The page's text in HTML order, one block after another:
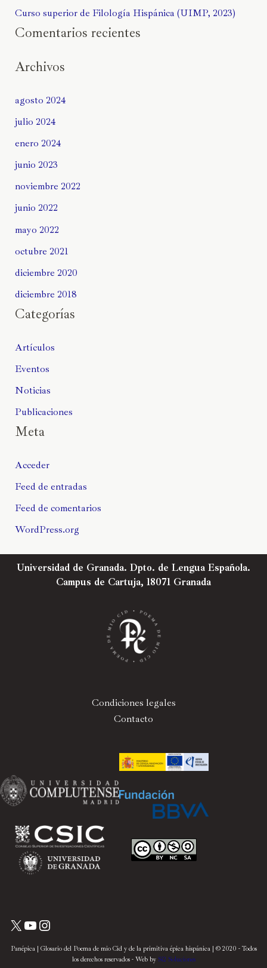
Curso superior de Filología Hispánica (UIMP, 2023)
Comentarios recientes
Archivos
agosto 2024
julio 2024
enero 2024
junio 2023
noviembre 2022
junio 2022
mayo 2022
octubre 2021
diciembre 2020
diciembre 2018
Categorías
Artículos
Eventos
Noticias
Publicaciones
Meta
Acceder
Feed de entradas
Feed de comentarios
WordPress.org
Universidad de Granada. Dpto. de Lengua Española.
Campus de Cartuja, 18071 Granada
Condiciones legales
Contacto
Panépica | Glosario del Poema de mio Cid y de la primitiva épica hispánica | © 2020 - Todos
los derechos reservados - Web by Si2 Soluciones